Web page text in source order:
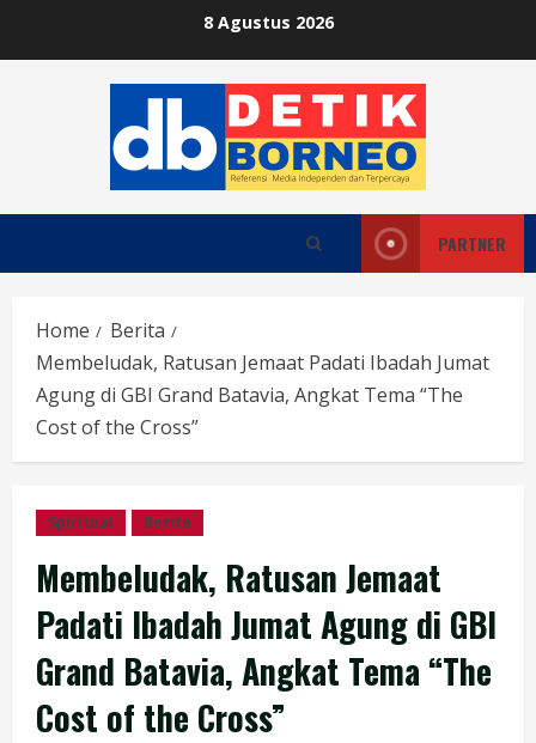
8 Agustus 2026
PARTNER
Home
Berita
Membeludak, Ratusan Jemaat Padati Ibadah Jumat
Agung di GBI Grand Batavia, Angkat Tema “The
Cost of the Cross”
Spiritual Berita
Membeludak, Ratusan Jemaat
Padati Ibadah Jumat Agung di GBI
Grand Batavia, Angkat Tema “The
Cost of the Cross”